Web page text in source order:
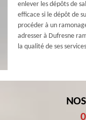
enlever les dépôts de
efficace si le dépôt de
procéder à un
adresser à Dufresne
la qualité de ses